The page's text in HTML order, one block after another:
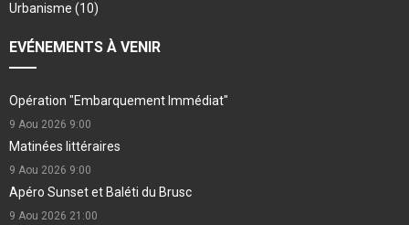
Urbanisme (10)
EVÉNEMENTS À VENIR
Opération "Embarquement Immédiat"
9 Aou 2026 9:00
Matinées littéraires
9 Aou 2026 9:00
Apéro Sunset et Baléti du Brusc
9 Aou 2026 21:00